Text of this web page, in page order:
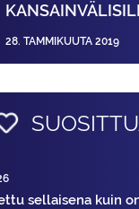
28. TAMMIKUUTA 2019
sellaisena kuin